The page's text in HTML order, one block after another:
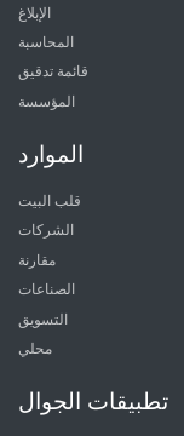
الإبلاغ
المحاسبة
قائمة تدقيق
المؤسسة
الموارد
قلب البيت
الشركات
مقارنة
الصناعات
التسويق
محلي
تطبيقات الجوال